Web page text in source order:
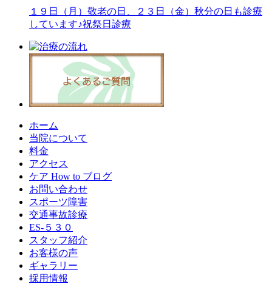
１９日（月）敬老の日、２３日（金）秋分の日も診療
しています♪祝祭日診療
ホーム
当院について
料金
アクセス
ケア How to ブログ
お問い合わせ
スポーツ障害
交通事故診療
ES-５３０
スタッフ紹介
お客様の声
ギャラリー
採用情報